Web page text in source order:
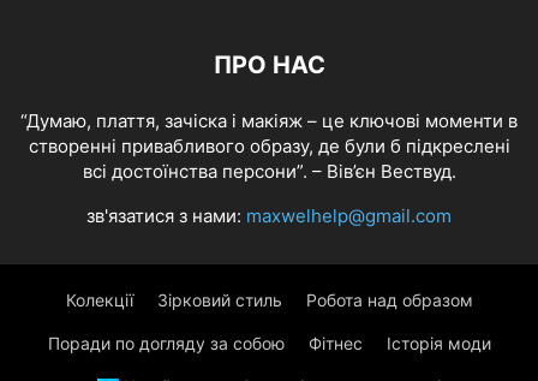
ПРО НАС
“Думаю, плаття, зачіска і макіяж – це ключові моменти в
створенні привабливого образу, де були б підкреслені
всі достоїнства персони”. – Вів’єн Вествуд.
зв'язатися з нами: maxwelhelp@gmail.com
Колекції Зірковий стиль Робота над образом
Поради по догляду за собою Фітнес Історія моди